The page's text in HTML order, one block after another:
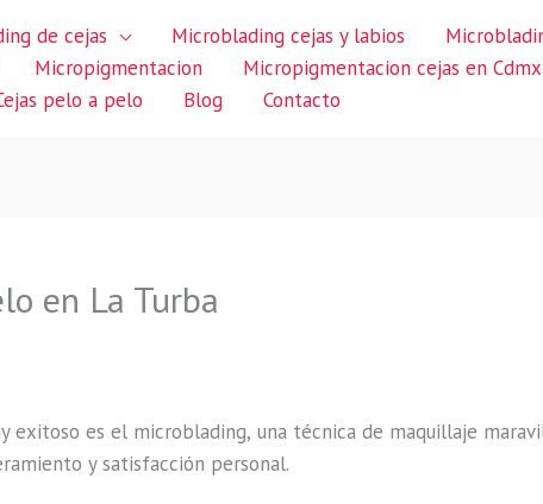
de cejas Microblading cejas y labios
Micropigmentacion Micropigmentacion cejas en Cdmx
pelo a pelo Blog Contacto
en La Turba
exitoso es el microblading, una técnica de maquillaje
y satisfacción personal.